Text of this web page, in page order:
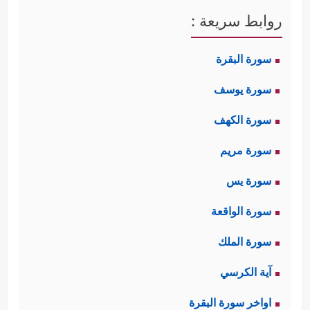
روابط سريعة :
سورة البقرة
سورة يوسف
سورة الكهف
سورة مريم
سورة يس
سورة الواقعة
سورة الملك
آية الكرسي
اواخر سورة البقرة